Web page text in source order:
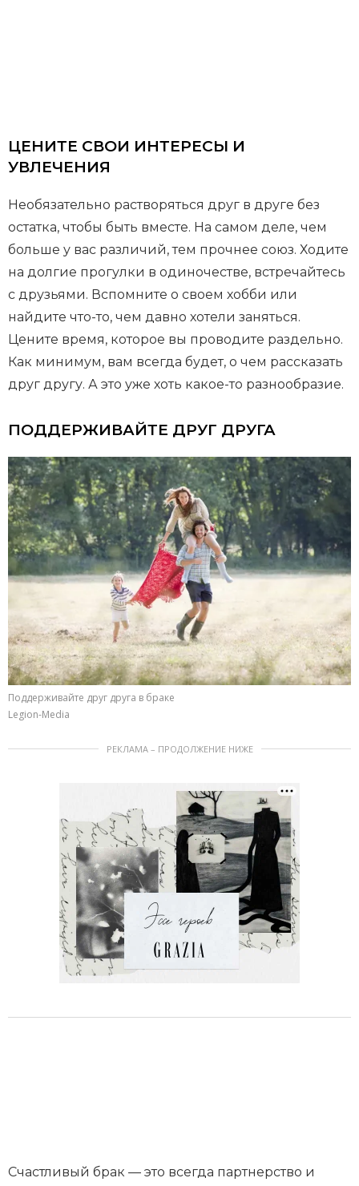
ЦЕНИТЕ СВОИ ИНТЕРЕСЫ И
УВЛЕЧЕНИЯ
Необязательно растворяться друг в друге без
остатка, чтобы быть вместе. На самом деле, чем
больше у вас различий, тем прочнее союз. Ходите
на долгие прогулки в одиночестве, встречайтесь
с друзьями. Вспомните о своем хобби или
найдите что-то, чем давно хотели заняться.
Цените время, которое вы проводите раздельно.
Как минимум, вам всегда будет, о чем рассказать
друг другу. А это уже хоть какое-то разнообразие.
ПОДДЕРЖИВАЙТЕ ДРУГ ДРУГА
Поддерживайте друг друга в браке
Legion-Media
РЕКЛАМА – ПРОДОЛЖЕНИЕ НИЖЕ
Счастливый брак — это всегда партнерство и